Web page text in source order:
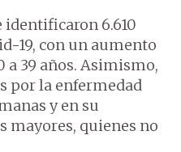
identificaron 6.610
19, con un aumento
a 39 años. Asimismo,
por la enfermedad
y en su
mayores, quienes no